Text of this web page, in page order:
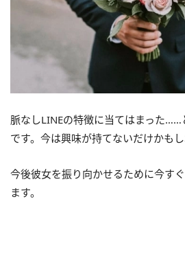
脈なしLINEの特徴に当てはまった……
です。今は興味が持てないだけかもし
今後彼女を振り向かせるために今す
ます。